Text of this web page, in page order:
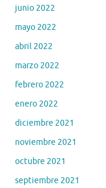
junio 2022
mayo 2022
abril 2022
marzo 2022
febrero 2022
enero 2022
diciembre 2021
noviembre 2021
octubre 2021
septiembre 2021